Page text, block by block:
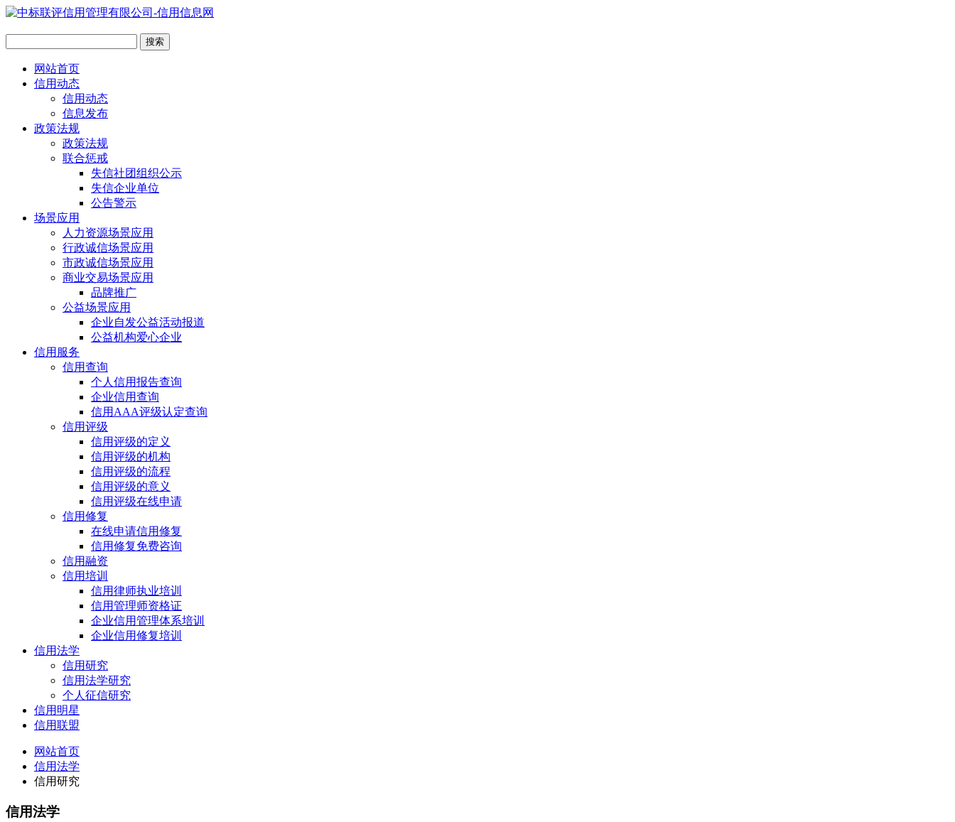
网站首页
信用动态
信用动态
信息发布
政策法规
政策法规
联合惩戒
失信社团组织公示
失信企业单位
公告警示
场景应用
人力资源场景应用
行政诚信场景应用
市政诚信场景应用
商业交易场景应用
品牌推广
公益场景应用
企业自发公益活动报道
公益机构爱心企业
信用服务
信用查询
个人信用报告查询
企业信用查询
信用AAA评级认定查询
信用评级
信用评级的定义
信用评级的机构
信用评级的流程
信用评级的意义
信用评级在线申请
信用修复
在线申请信用修复
信用修复免费咨询
信用融资
信用培训
信用律师执业培训
信用管理师资格证
企业信用管理体系培训
企业信用修复培训
信用法学
信用研究
信用法学研究
个人征信研究
信用明星
信用联盟
网站首页
信用法学
信用研究
信用法学